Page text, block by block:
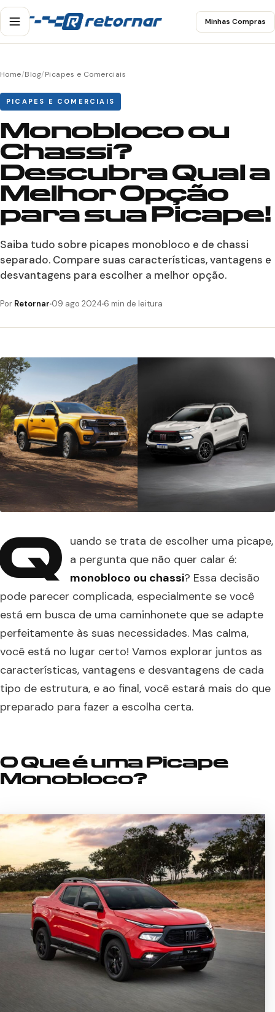
Minhas Compras
Home/Blog/Picapes e Comerciais
PICAPES E COMERCIAIS
Monobloco ou
Chassi?
Descubra Qual a
Melhor Opção
para sua Picape!
Saiba tudo sobre picapes monobloco e de chassi
separado. Compare suas características, vantagens e
desvantagens para escolher a melhor opção.
Por Retornar 09 ago 2024 6 min de leitura
uando se trata de escolher uma picape,
a pergunta que não quer calar é:
monobloco ou chassi? Essa decisão
pode parecer complicada, especialmente se você
está em busca de uma caminhonete que se adapte
perfeitamente às suas necessidades. Mas calma,
você está no lugar certo! Vamos explorar juntos as
características, vantagens e desvantagens de cada
tipo de estrutura, e ao final, você estará mais do que
preparado para fazer a escolha certa.
O Que é uma Picape
Monobloco?